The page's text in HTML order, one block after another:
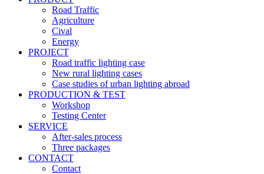
Road Traffic
Agriculture
Cival
Energy
PROJECT
Road traffic lighting case
New rural lighting cases
Case studies of urban lighting abroad
PRODUCTION & TEST
Workshop
Testing Center
SERVICE
After-sales process
Three packages
CONTACT
Contact